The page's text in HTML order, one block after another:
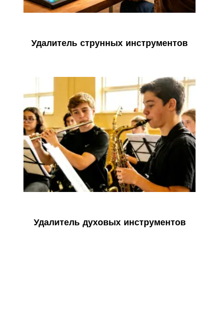
Удалитель струнных инструментов
Удалитель духовых инструментов